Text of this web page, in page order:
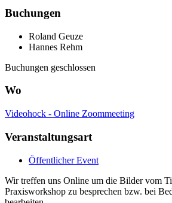
Buchungen
Roland Geuze
Hannes Rehm
Buchungen geschlossen
Wo
Videohock - Online Zoommeeting
Veranstaltungsart
Öffentlicher Event
Wir treffen uns Online um die Bilder vom
Praxisworkshop zu besprechen bzw. bei